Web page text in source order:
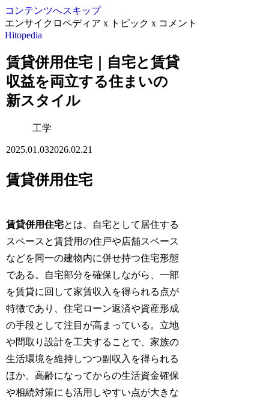
コンテンツへスキップ
エンサイクロペディア x トピック x コメント
Hitopedia
賃貸併用住宅｜自宅と賃貸
収益を両立する住まいの
新スタイル
工学
2025.01.032026.02.21
賃貸併用住宅
賃貸併用住宅とは、自宅として居住する
スペースと賃貸用の住戸や店舗スペース
などを同一の建物内に併せ持つ住宅形態
である。自宅部分を確保しながら、一部
を賃貸に回して家賃収入を得られる点が
特徴であり、住宅ローン返済や資産形成
の手段として注目が高まっている。立地
や間取り設計を工夫することで、家族の
生活環境を維持しつつ副収入を得られる
ほか、高齢になってからの生活資金確保
や相続対策にも活用しやすい点が大きな